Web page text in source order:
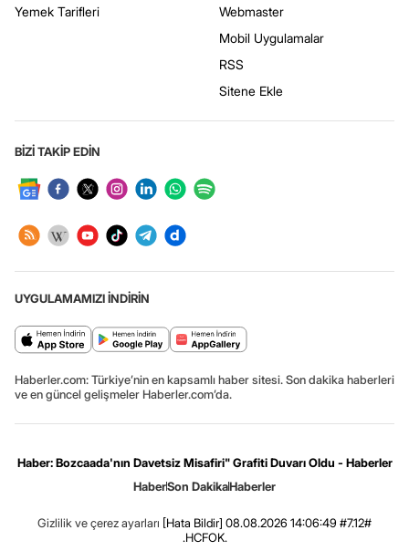
Yemek Tarifleri
Webmaster
Mobil Uygulamalar
RSS
Sitene Ekle
BİZİ TAKİP EDİN
UYGULAMAMIZI İNDİRİN
Haberler.com: Türkiye’nin en kapsamlı haber sitesi. Son dakika haberleri
ve en güncel gelişmeler Haberler.com’da.
Haber: Bozcaada'nın Davetsiz Misafiri" Grafiti Duvarı Oldu - Haberler
HaberSon DakikaHaberler
Gizlilik ve çerez ayarları [Hata Bildir] 08.08.2026 14:06:49 #7.12#
.HCFOK.